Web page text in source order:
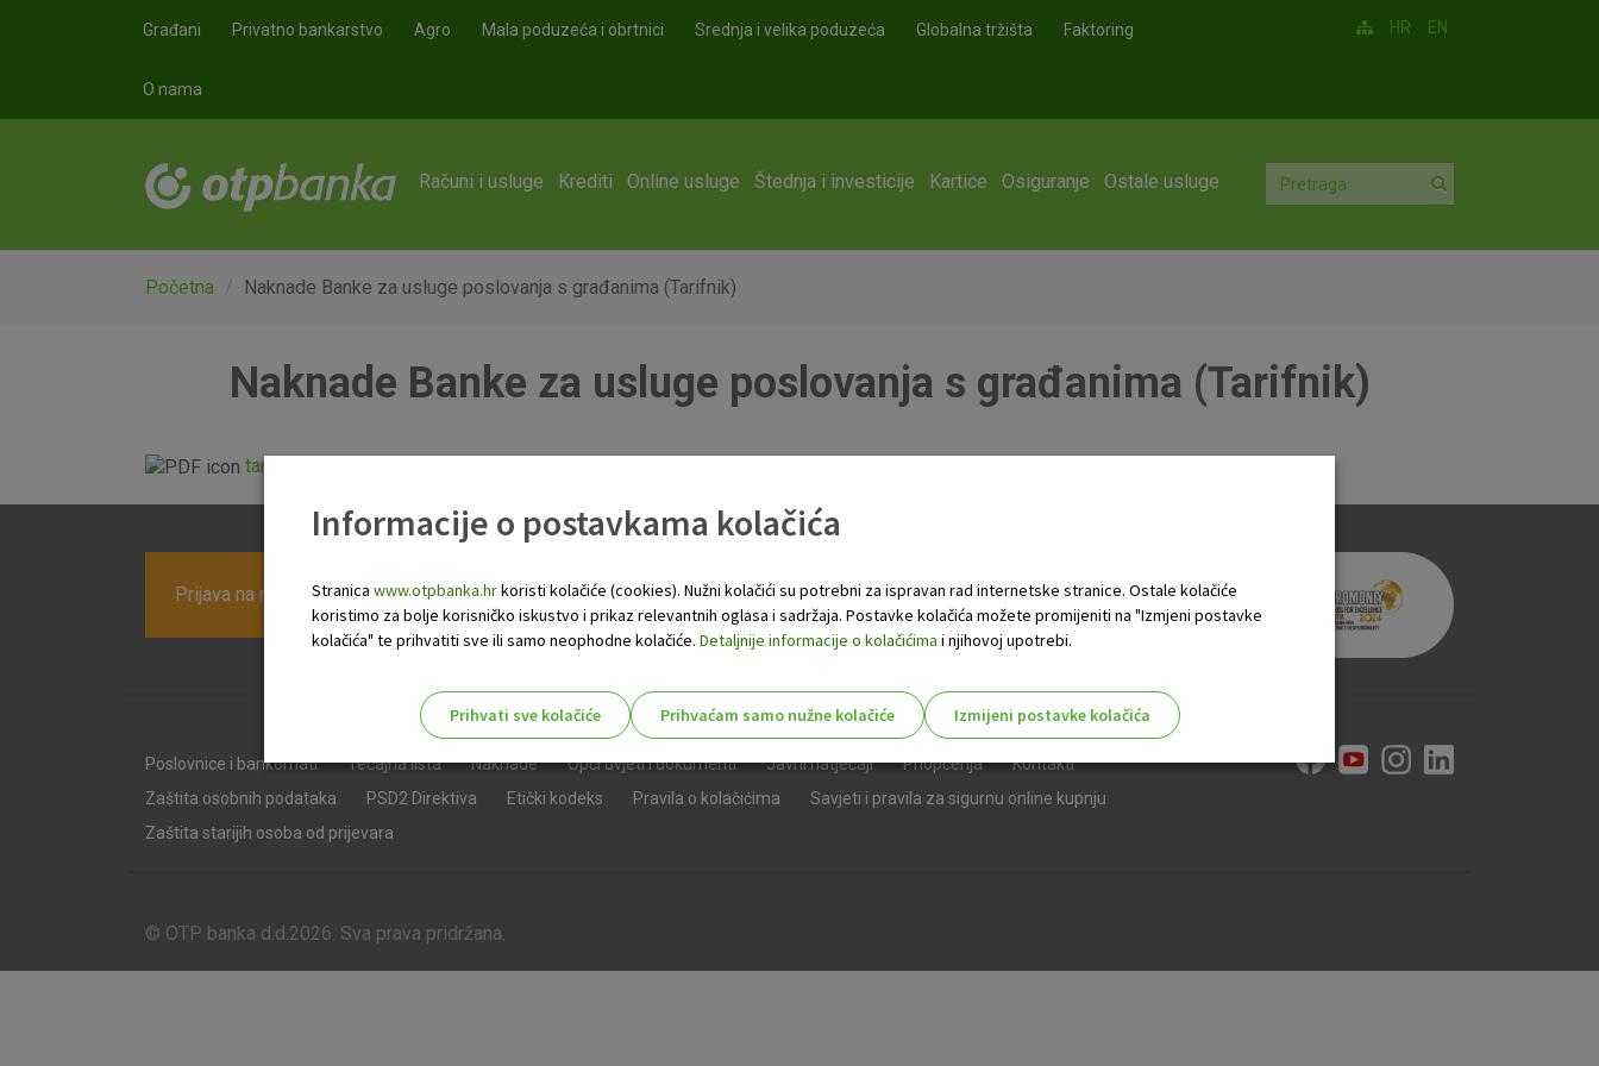
Građani Privatno bankarstvo Agro Mala poduzeća i obrtnici Srednja i velika poduzeća Globalna tržišta Faktoring
O nama
HR EN
Računi i usluge Krediti Online usluge Štednja i investicije Kartice Osiguranje Ostale usluge
Početna Naknade Banke za usluge poslovanja s građanima (Tarifnik)
Naknade Banke za usluge poslovanja s građanima (Tarifnik)
tarifnik_20140101.pdf
Prijava na newsletter OTP banke
Poslovnice i bankomati Tečajna lista Naknade Opći uvjeti i dokumenti Javni natječaji Priopćenja
Kontakti
Zaštita osobnih podataka
PSD2 Direktiva Etički kodeks Pravila o kolačićima
Savjeti i pravila za sigurnu online kupnju
Zaštita starijih osoba od prijevara
© OTP banka d.d.2026. Sva prava pridržana.
Informacije o postavkama kolačića
Stranica www.otpbanka.hrkoristi kolačiće (cookies). Nužni kolačići su potrebni za ispravan rad internetske stranice. Ostale kolačiće
koristimo za bolje korisničko iskustvo i prikaz relevantnih oglasa i sadržaja. Postavke kolačića možete promijeniti na "Izmjeni postavke
kolačića" te prihvatiti sve ili samo neophodne kolačiće. Detaljnije informacije o kolačićima i njihovoj upotrebi.
Prihvati sve kolačiće Prihvaćam samo nužne kolačiće
Izmijeni postavke kolačića